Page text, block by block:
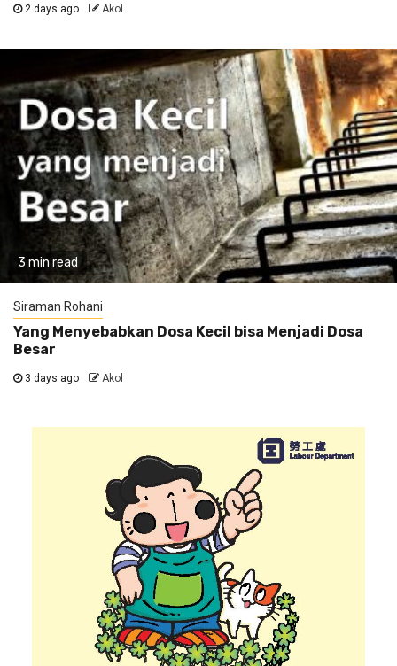
2 days ago Akol
3 min read
Siraman Rohani
Yang Menyebabkan Dosa Kecil bisa Menjadi Dosa
Besar
3 days ago Akol